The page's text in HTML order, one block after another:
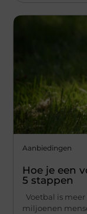
Aanbiedingen
Hoe je een
5 stappen
Voetbal is
miljoenen